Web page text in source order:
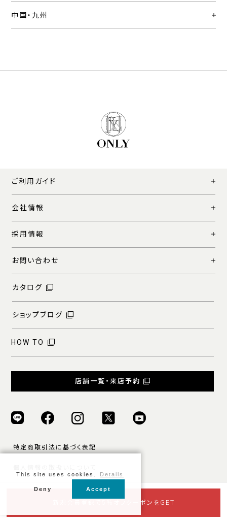
新規会員登録で5％オフクーポンをGET
中国・九州
ご利用ガイド
会社情報
採用情報
お問い合わせ
カタログ
ショップブログ
HOW TO
店舗一覧・来店予約
特定商取引法に基づく表記
ご利用規約
This site uses cookies. Details
Deny Accept